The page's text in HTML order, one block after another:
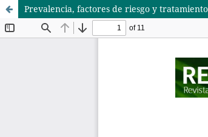
Prevalencia, factores de riesgo y